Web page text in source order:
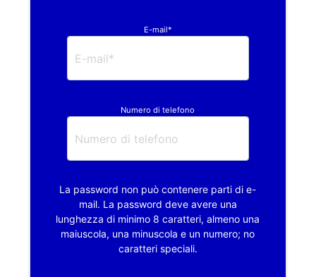
E-mail*
Numero di telefono
La password non può contenere parti di e-
mail. La password deve avere una
lunghezza di minimo 8 caratteri, almeno una
maiuscola, una minuscola e un numero; no
caratteri speciali.